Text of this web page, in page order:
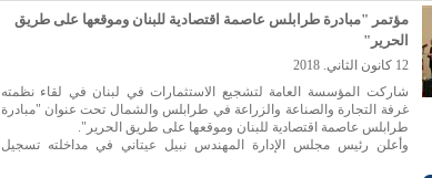
مؤتمر "مبادرة طرابلس عاصمة اقتصادية للبنان وموقعها على طريق
الحرير"
12 كانون الثاني. 2018
شاركت المؤسسة العامة لتشجيع الاستثمارات في لبنان في لقاء نظمته
غرفة التجارة والصناعة والزراعة في طرابلس والشمال تحت عنوان "مبادرة
طرابلس عاصمة اقتصادية للبنان وموقعها على طريق الحرير".
وأعلن رئيس مجلس الإدارة المهندس نبيل عيتاني في مداخلته تسجيل